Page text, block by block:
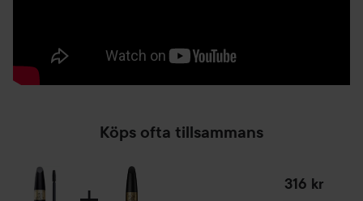
Köps ofta tillsammans
316 kr